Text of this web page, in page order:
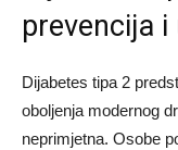
prevencija i
Dijabetes tipa 2
oboljenja modernog
neprimjetna. Osobe